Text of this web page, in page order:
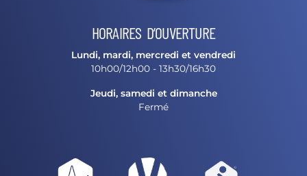
HORAIRES D’OUVERTURE
Lundi, mardi, mercredi et vendredi
10h00/12h00 - 13h30/16h30
Jeudi, samedi et dimanche
Fermé